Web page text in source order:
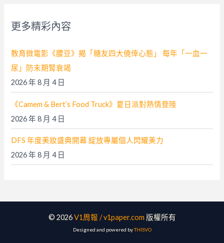
:
更多精彩內容
教育微電影《腰豆》揭「糖友四大僥倖心態」 每年「一血一
尿」防末期腎衰竭
2026 年 8 月 4 日
《Camem & Bert’s Food Truck》夏日派對熱情登陸
2026 年 8 月 4 日
DFS 年度美妝盛典開幕 綻放專屬個人閃耀美力
2026 年 8 月 4 日
© 2026V1周報 / v1paper.com 版權所有
Designed and powered byTHISVO